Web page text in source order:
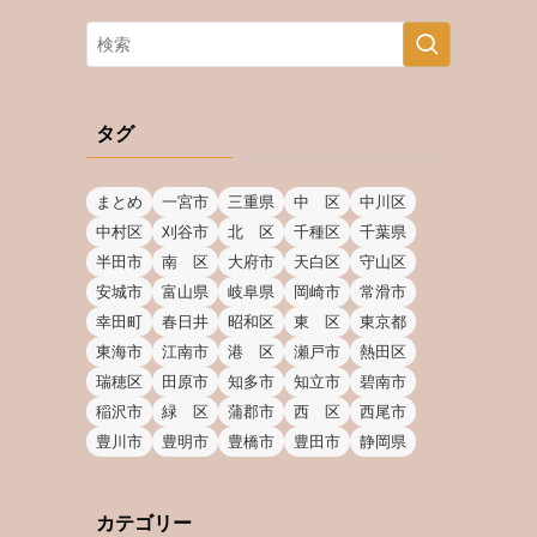
タグ
まとめ 一宮市 三重県 中 区
中川区
中村区
刈谷市 北 区 千種区
千葉県
半田市
南 区 大府市 天白区
守山区
安城市
富山県 岐阜県 岡崎市
常滑市
幸田町
春日井 昭和区 東 区
東京都
東海市
江南市 港 区 瀬戸市
熱田区
瑞穂区
田原市 知多市 知立市
碧南市
稲沢市
緑 区 蒲郡市 西 区
西尾市
豊川市
豊明市 豊橋市 豊田市 静岡県
カテゴリー